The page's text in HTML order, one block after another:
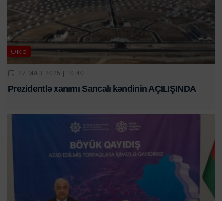
Ölkə
27 MAR 2025 | 10:40
Prezidentlə xanımı Sarıcalı kəndinin AÇILIŞINDA